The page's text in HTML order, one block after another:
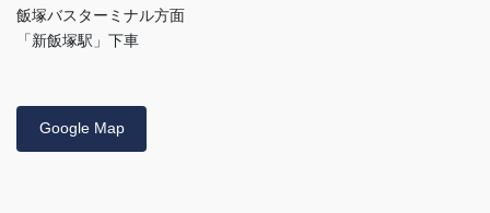
飯塚バスターミナル方面
「新飯塚駅」下車
Google Map